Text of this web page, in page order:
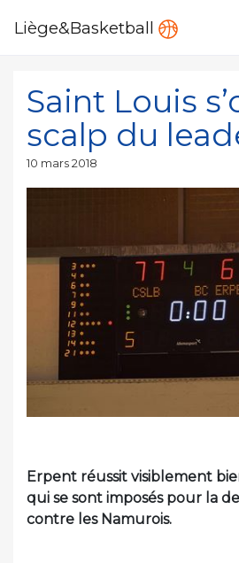
Liège&Basketball
Saint Louis
scalp du
Publié
10 mars 2018
Erpent réussit visiblement
qui se sont imposés pour la
contre les Namurois.